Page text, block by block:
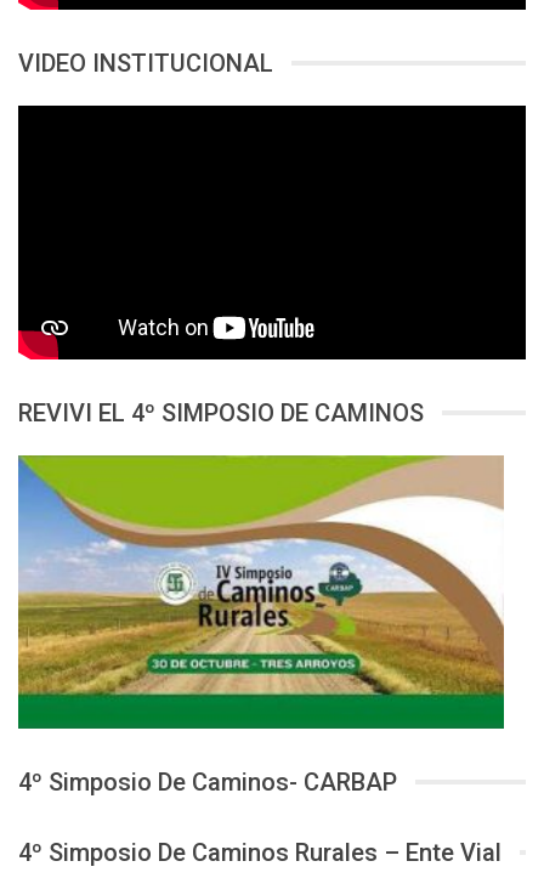
VIDEO INSTITUCIONAL
REVIVI EL 4º SIMPOSIO DE CAMINOS
4º Simposio De Caminos- CARBAP
4º Simposio De Caminos Rurales – Ente Vial